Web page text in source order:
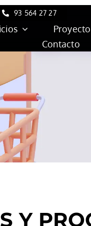
93 564 27 27
Contacto
Y